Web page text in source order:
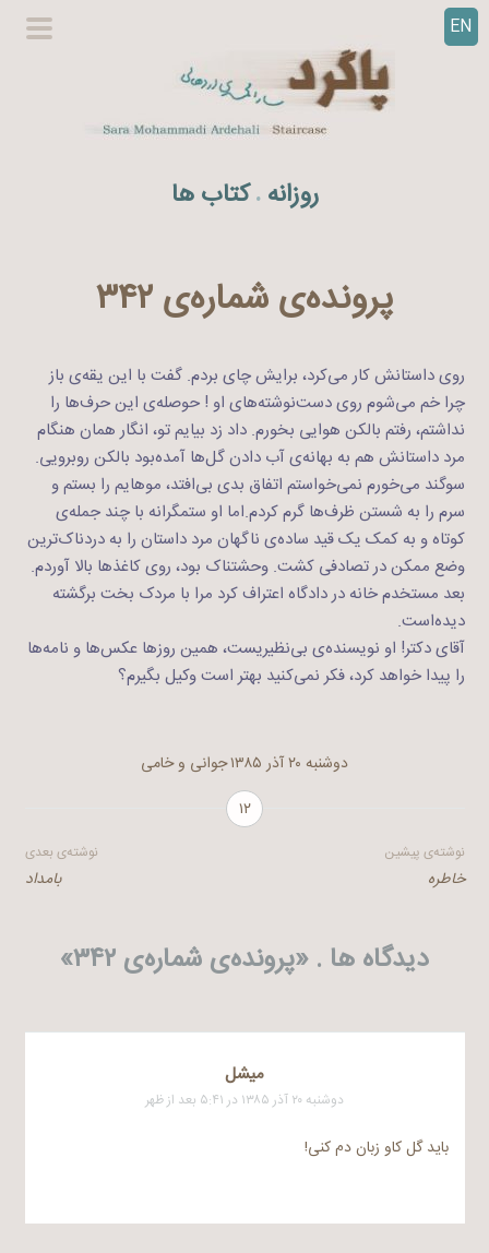
EN
روزانه . کتاب ها
پرونده‌ی شماره‌ی ۳۴۲
روی داستانش کار می‌کرد، برایش چای بردم. گفت با این یقه‌ی باز
چرا خم می‌شوم روی دست‌نوشته‌های او ! حوصله‌ی این حرف‌ها را
نداشتم، رفتم بالکن هوایی بخورم. داد زد بیایم تو، انگار همان هنگام
مرد داستانش هم به بهانه‌ی آب دادن گل‌ها آمده‌بود بالکن روبرویی.
سوگند می‌خورم نمی‌خواستم اتفاق بدی بی‌افتد، موهایم را بستم و
سرم را به شستن ظرف‌ها گرم کردم.اما او ستمگرانه با چند جمله‌ی
کوتاه و به کمک یک قید ساده‌ی ناگهان مرد داستان را به دردناک‌ترین
وضع ممکن در تصادفی کشت. وحشتناک بود، روی کاغذها بالا آوردم.
بعد مستخدم خانه در دادگاه اعتراف کرد مرا با مردک بخت برگشته
دیده‌است.
آقای دکتر! او نویسنده‌ی بی‌نظیریست، همین روزها عکس‌ها و نامه‌ها
را پیدا خواهد کرد، فکر نمی‌کنید بهتر است وکیل بگیرم؟
دوشنبه ۲۰ آذر ۱۳۸۵
جوانی و خامی
۱۲
راهبری
نوشته
نوشته‌ی پیشین
خاطره
نوشته‌ی بعدی
بامداد
دیدگاه ها . «پرونده‌ی شماره‌ی ۳۴۲ »
میشل
دوشنبه ۲۰ آذر ۱۳۸۵ در ۵:۴۱ بعد از ظهر
باید گل کاو زبان دم کنی!